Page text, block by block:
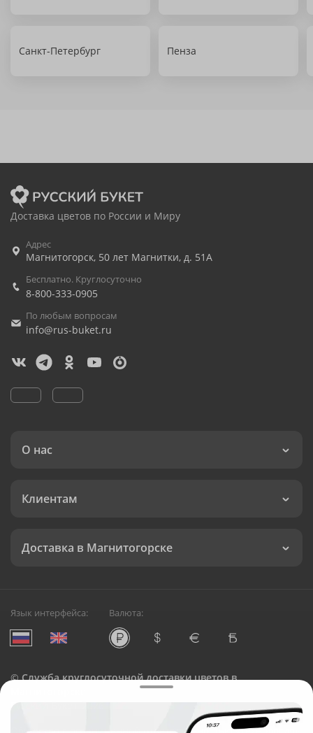
Санкт-Петербург Пенза
Доставка цветов по России и Миру
Адрес
Магнитогорск, 50 лет Магнитки, д. 51А
Бесплатно. Круглосуточно
8-800-333-0905
По любым вопросам
info@rus-buket.ru
О нас
Клиентам
Доставка в Магнитогорске
Язык интерфейса: Валюта:
©Служба круглосуточной доставки цветов в
Русский Букет, 2026